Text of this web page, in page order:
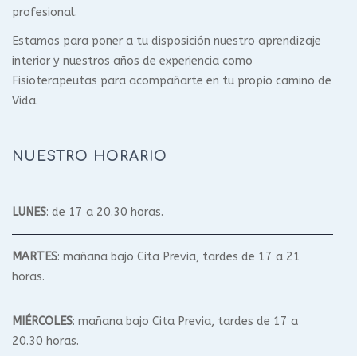
profesional.
Estamos para poner a tu disposición nuestro aprendizaje
interior y nuestros años de experiencia como
Fisioterapeutas para acompañarte en tu propio camino de
Vida.
NUESTRO HORARIO
LUNES: de 17 a 20.30 horas.
MARTES: mañana bajo Cita Previa, tardes de 17 a 21
horas.
MIÉRCOLES: mañana bajo Cita Previa, tardes de 17 a
20.30 horas.